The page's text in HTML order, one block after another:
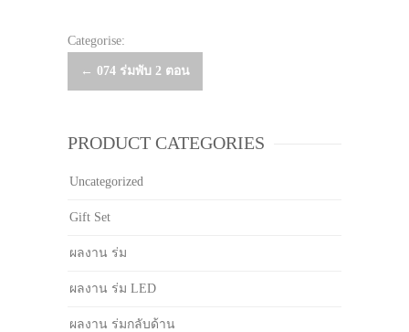
Categorise:
Post
← 074 ร่มพับ 2 ตอน
PRODUCT CATEGORIES
Uncategorized
Gift Set
ผลงาน ร่ม
ผลงาน ร่ม LED
ผลงาน ร่มกลับด้าน